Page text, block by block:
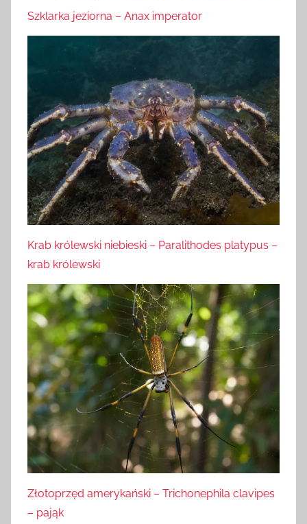
Szklarka jeziorna – Anax imperator
Krab królewski niebieski – Paralithodes platypus –
krab królewski
Złotoprzęd amerykański – Trichonephila clavipes
– pająk